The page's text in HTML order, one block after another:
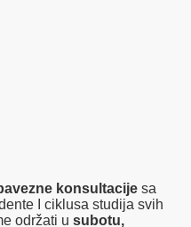
konsultacije sa
I ciklusa studija svih
održati u subotu,